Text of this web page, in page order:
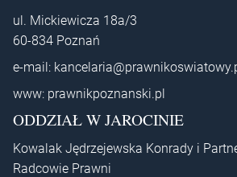
ul. Mickiewicza 18a/3
60-834 Poznań
e-mail:
www: prawnikpoznanski.pl
ODDZIAŁ W JAROCINIE
Kowalak Jędrzejewska Konrady i
Radcowie Prawni